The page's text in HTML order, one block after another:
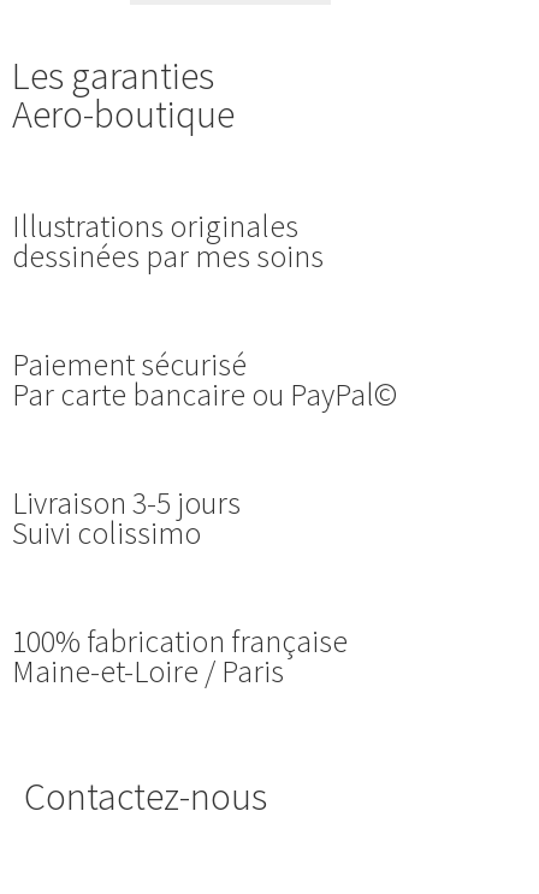
Les garanties
Aero-boutique
Illustrations originales
dessinées par mes soins
Paiement sécurisé
Par carte bancaire ou PayPal©
Livraison 3-5 jours
Suivi colissimo
100% fabrication française
Maine-et-Loire / Paris
Contactez-nous